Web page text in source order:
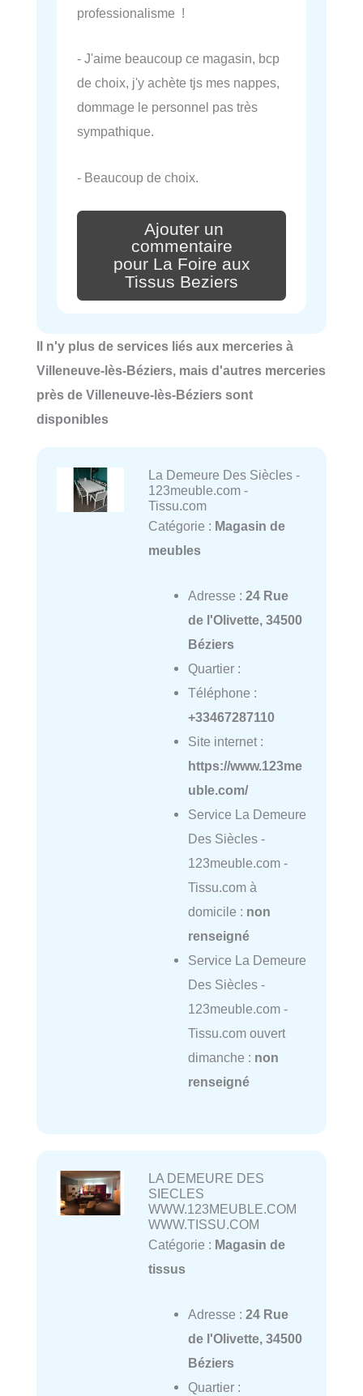
professionalisme !
- J'aime beaucoup ce magasin, bcp
de choix, j'y achète tjs mes nappes,
dommage le personnel pas très
sympathique.
- Beaucoup de choix.
Ajouter un
commentaire
pour La Foire aux
Tissus Beziers
Il n'y plus de services liés aux merceries à
Villeneuve-lès-Béziers, mais d'autres merceries
près de Villeneuve-lès-Béziers sont
disponibles
La Demeure Des Siècles -
123meuble.com -
Tissu.com
Catégorie : Magasin de
meubles
Adresse : 24 Rue
de l'Olivette, 34500
Béziers
Quartier :
Téléphone :
+33467287110
Site internet :
https://www.123me
uble.com/
Service La Demeure
Des Siècles -
123meuble.com -
Tissu.com à
domicile : non
renseigné
Service La Demeure
Des Siècles -
123meuble.com -
Tissu.com ouvert
dimanche : non
renseigné
LA DEMEURE DES
SIECLES
WWW.123MEUBLE.COM
WWW.TISSU.COM
Catégorie : Magasin de
tissus
Adresse : 24 Rue
de l'Olivette, 34500
Béziers
Quartier :